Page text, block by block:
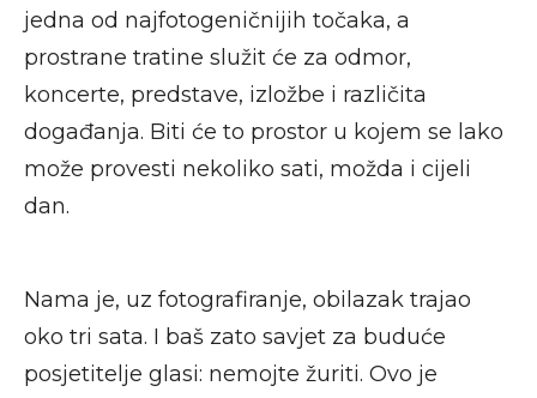
jedna od najfotogeničnijih točaka, a
prostrane tratine služit će za odmor,
koncerte, predstave, izložbe i različita
događanja. Biti će to prostor u kojem se lako
može provesti nekoliko sati, možda i cijeli
dan.
Nama je, uz fotografiranje, obilazak trajao
oko tri sata. I baš zato savjet za buduće
posjetitelje glasi: nemojte žuriti. Ovo je